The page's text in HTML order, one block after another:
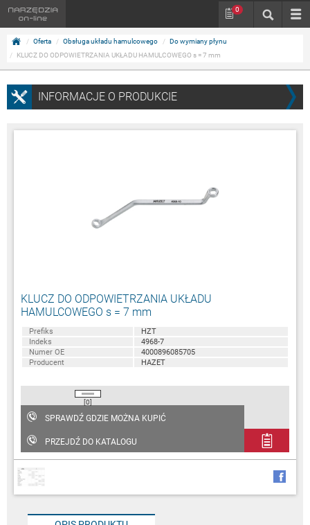
0
Oferta Obsługa układu hamulcowego
Do wymiany płynu
KLUCZ DO ODPOWIETRZANIA UKŁADU HAMULCOWEGO s = 7 mm
INFORMACJE O PRODUKCIE
KLUCZ DO ODPOWIETRZANIA UKŁADU
HAMULCOWEGO s = 7 mm
Prefiks
HZT
Indeks
4968-7
Numer OE
4000896085705
Producent
HAZET
[0]
SPRAWDŹ GDZIE MOŻNA KUPIĆ
PRZEJDŹ DO KATALOGU